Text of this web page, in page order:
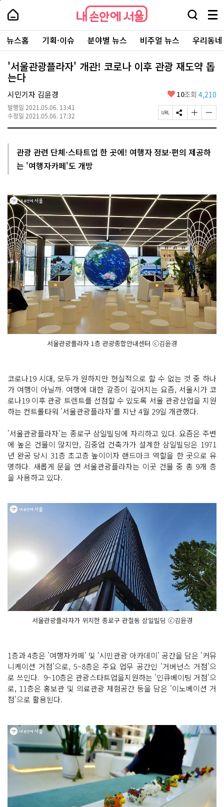
본
로
가
내
손
안
에
서
울
-
서
울
시
대
표
소
통
포
내
손
에
울
검
창
열
기
메
뉴
전
체
보
기
주
요
서
뉴스홈 기획·이슈 분야별 뉴스 비주얼 뉴스 우리동
'서울관광플라자' 개관! 코로나 이후 관광 재도약 돕
는다
시민기자 김윤경
발행일 2021.05.06. 13:41
수정일 2021.05.06. 17:32
좋
요
10조회 4,210
페
이
R
L
S
N
유
하
글
자
크
게
기
글
자
작
게
기
관광 관련 단체·스타트업 한 곳에! 여행자 정보·편의 제공하
는 '여행자카페'도 개방
서울관광플라자 1층 관광종합안내센터 ⓒ김윤경
코로나19 시대, 모두가 원하지만 현실적으로 할 수 없는 것 중 하나
가 여행이 아닐까. 여행에 대한 갈증이 깊어지는 요즘, 서울시가 코
로나19 이후 관광 트렌트를 선점할 수 있도록 서울 관광산업을 지원
하는 컨트롤타워 '서울관광플라자'를 지난 4월 29일 개관했다.
'서울관광플라자'는 종로구 삼일빌딩에 자리하고 있다. 요즘은 주변
에 높은 건물이 많지만, 김중업 건축가가 설계한 삼일빌딩은 1971
년 완공 당시 31층 초고층 높이이자 랜드마크 역할을 한 곳으로 유
명하다. 새롭게 문을 연 서울관광플라자는 이곳 건물 중 총 9개 층
을 사용하고 있다.
서울관광플라자가 위치한 종로구 관철동 삼일빌딩 ⓒ김윤경
1층과 4층은 '여행자카페' 및 '시민관광 아카데미' 공간을 담은 '커뮤
니케이션 거점'으로, 5~8층은 주요 업무 공간인 '거버넌스 거점'으
로 쓰인다. 9~10층은 관광스타트업을지원하는 '인큐베이팅 거점'으
로, 11층은 홍보관 및 의료관광 체험공간 등을 담은 '이노베이션 거
점'으로 활용된다.
페
상
단
로